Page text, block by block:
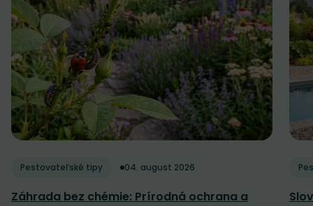
Pestovateľské tipy 04. august 2026
Záhrada bez chémie: Prírodná ochrana a